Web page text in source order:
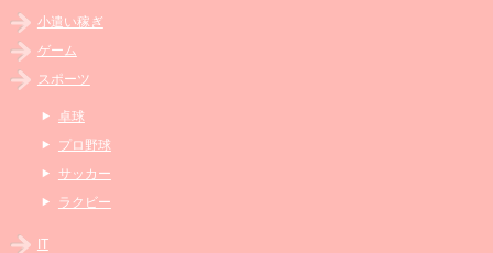
小遣い稼ぎ
ゲーム
スポーツ
卓球
プロ野球
サッカー
ラクビー
IT